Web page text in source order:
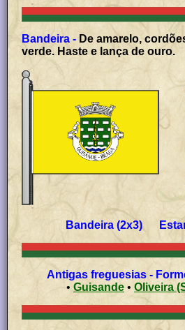
Bandeira - De amarelo,
verde. Haste e lança de ouro.
Antigas freguesias -
• Guisande •